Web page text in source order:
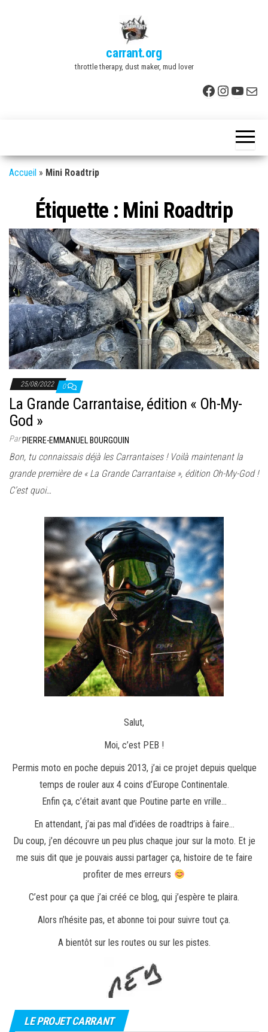
carrant.org
throttle therapy, dust maker, mud lover
Facebook
E-
Accueil » Mini Roadtrip
Étiquette : Mini Roadtrip
25/08/2022 0
La Grande Carrantaise, édition « Oh-My-
God »
ParPIERRE-EMMANUEL BOURGOUIN
Bon, tu connaissais déjà les Carrantaises ! Voilà maintenant la
grande première de « La Grande Carrantaise », édition Oh-My-God !
C’est quoi…
Salut,
Moi, c’est PEB !
Permis moto en poche depuis 2013, j’ai ce projet depuis quelque
temps de rouler aux 4 coins d’Europe Continentale.
Enfin ça, c’était avant que Poutine parte en vrille…
En attendant, j’ai pas mal d’idées de roadtrips à faire…
Du coup, j’en découvre un peu plus chaque jour sur la moto. Et je
me suis dit que je pouvais aussi partager ça, histoire de te faire
profiter de mes erreurs
C’est pour ça que j’ai créé ce blog, qui j’espère te plaira.
Alors n’hésite pas, et abonne toi pour suivre tout ça.
A bientôt sur les routes ou sur les pistes.
LE PROJET CARRANT